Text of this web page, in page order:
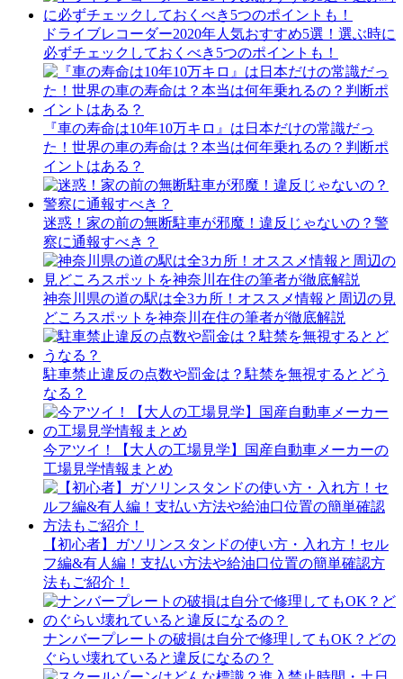
ドライブレコーダー2020年人気おすすめ5選！選ぶ時に
必ずチェックしておくべき5つのポイントも！
『車の寿命は10年10万キロ』は日本だけの常識だっ
た！世界の車の寿命は？本当は何年乗れるの？判断ポ
イントはある？
迷惑！家の前の無断駐車が邪魔！違反じゃないの？警
察に通報すべき？
神奈川県の道の駅は全3カ所！オススメ情報と周辺の見
どころスポットを神奈川在住の筆者が徹底解説
駐車禁止違反の点数や罰金は？駐禁を無視するとどう
なる？
今アツイ！【大人の工場見学】国産自動車メーカーの
工場見学情報まとめ
【初心者】ガソリンスタンドの使い方・入れ方！セル
フ編&有人編！支払い方法や給油口位置の簡単確認方
法もご紹介！
ナンバープレートの破損は自分で修理してもOK？どの
ぐらい壊れていると違反になるの？